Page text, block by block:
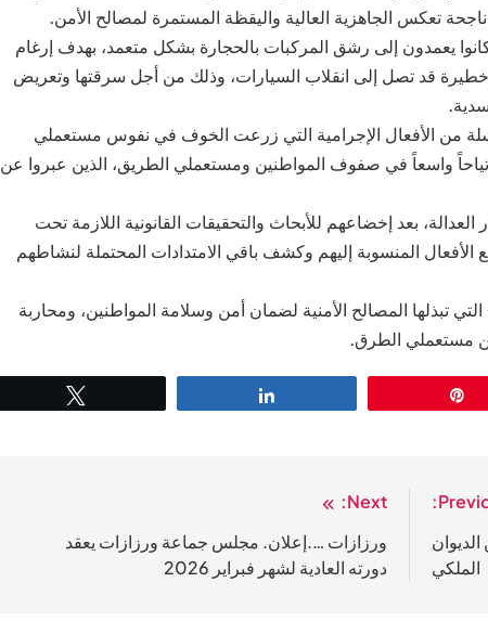
تعكس الجاهزية العالية واليقظة المستمرة لمصالح الأمن.
يعمدون إلى رشق المركبات بالحجارة بشكل متعمد، بهدف إرغام
قد تصل إلى انقلاب السيارات، وذلك من أجل سرقتها وتعريض
من الأفعال الإجرامية التي زرعت الخوف في نفوس مستعملي
واسعاً في صفوف المواطنين ومستعملي الطريق، الذين عبروا عن
بعد إخضاعهم للأبحاث والتحقيقات القانونية اللازمة تحت
الأفعال المنسوبة إليهم وكشف باقي الامتدادات المحتملة لنشاطهم
تبذلها المصالح الأمنية لضمان أمن وسلامة المواطنين، ومحاربة
مستعملي الطرق.
الملكي
Next:
ورزازات ….إعلان. مجلس جماعة ورزازات يعقد
دورته العادية لشهر فبراير 2026